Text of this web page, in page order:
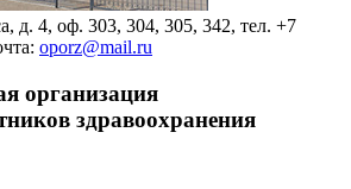
д. 4, оф. 303, 304, 305, 342, тел. +7
oporz@mail.ru
организация
здравоохранения